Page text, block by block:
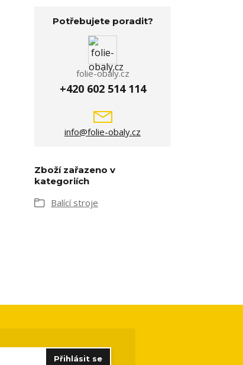
Potřebujete poradit?
folie-obaly.cz
+420 602 514 114
info@folie-obaly.cz
Zboží zařazeno v
kategoriích
Balící stroje
Přihlásit se